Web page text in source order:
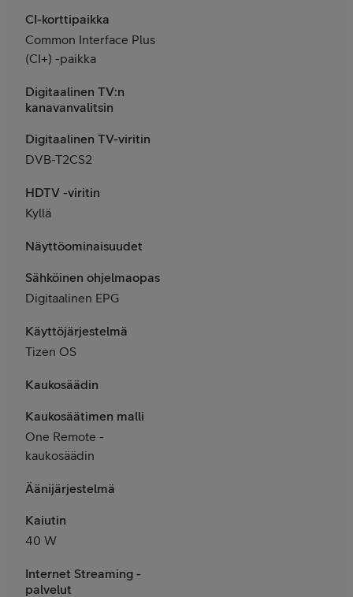
CI-korttipaikka
Common Interface Plus
(CI+) -paikka
Digitaalinen TV:n
kanavanvalitsin
Digitaalinen TV-viritin
DVB-T2CS2
HDTV -viritin
Kyllä
Näyttöominaisuudet
Sähköinen ohjelmaopas
Digitaalinen EPG
Käyttöjärjestelmä
Tizen OS
Kaukosäädin
Kaukosäätimen malli
One Remote -
kaukosäädin
Äänijärjestelmä
Kaiutin
40 W
Internet Streaming -
palvelut